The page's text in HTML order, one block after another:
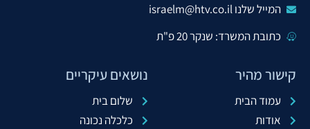
המייל שלנו israelm@htv.co.il
כתובת המשרד: שנקר 20 פ"ת
קישור מהיר
עמוד הבית
אודות
נושאים עיקריים
שלום בית
כלכלה נכונה